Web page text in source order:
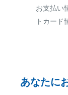
お
払
全
ご
お支払い
トカード
あなたに